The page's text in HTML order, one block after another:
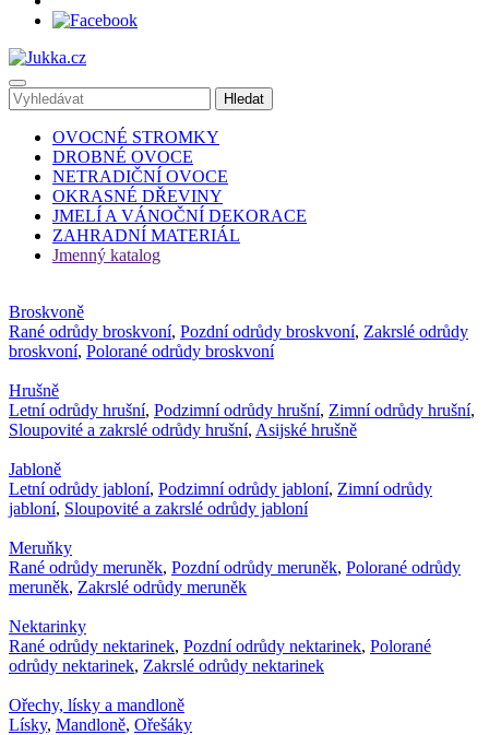
OVOCNÉ STROMKY
DROBNÉ OVOCE
NETRADIČNÍ OVOCE
OKRASNÉ DŘEVINY
JMELÍ A VÁNOČNÍ DEKORACE
ZAHRADNÍ MATERIÁL
Jmenný katalog
Broskvoně
Rané odrůdy broskvoní, Pozdní odrůdy broskvoní, Zakrslé odrůdy
broskvoní, Polorané odrůdy broskvoní
Hrušně
Letní odrůdy hrušní, Podzimní odrůdy hrušní, Zimní odrůdy hrušní,
Sloupovité a zakrslé odrůdy hrušní, Asijské hrušně
Jabloně
Letní odrůdy jabloní, Podzimní odrůdy jabloní, Zimní odrůdy
jabloní, Sloupovité a zakrslé odrůdy jabloní
Meruňky
Rané odrůdy meruněk, Pozdní odrůdy meruněk, Polorané odrůdy
meruněk, Zakrslé odrůdy meruněk
Nektarinky
Rané odrůdy nektarinek, Pozdní odrůdy nektarinek, Polorané
odrůdy nektarinek, Zakrslé odrůdy nektarinek
Ořechy, lísky a mandloně
Lísky, Mandloně, Ořešáky